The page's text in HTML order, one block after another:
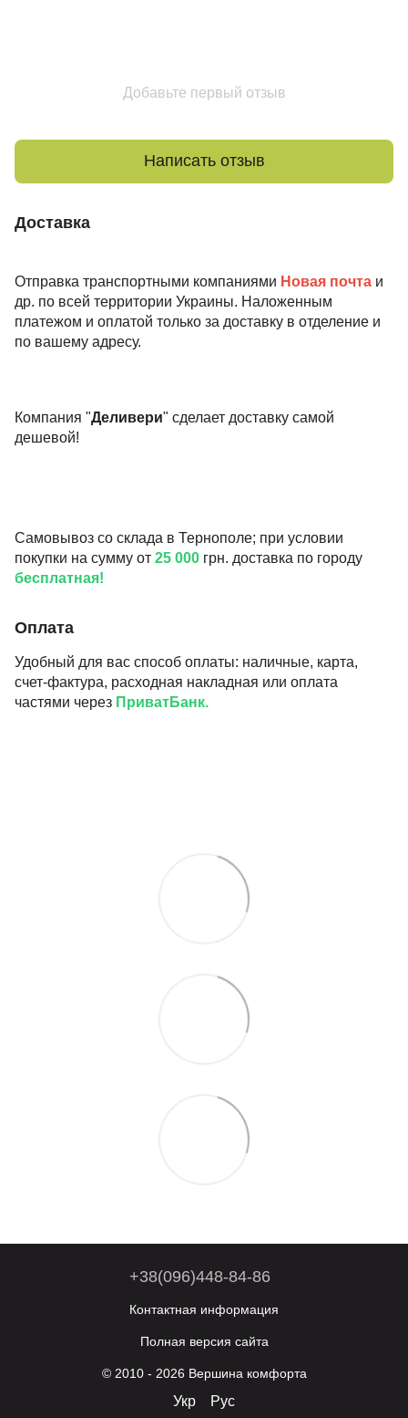
Добавьте первый отзыв
Написать отзыв
Доставка
Отправка транспортными компаниями Новая почта и
др. по всей территории Украины. Наложенным
платежом и оплатой только за доставку в отделение и
по вашему адресу.
Компания "Деливери" сделает доставку самой
дешевой!
Самовывоз со склада в Тернополе; при условии
покупки на сумму от 25 000 грн. доставка по городу
бесплатная!
Оплата
Удобный для вас способ оплаты: наличные, карта,
счет-фактура, расходная накладная или оплата
частями через ПриватБанк.
+38(096)448-84-86
Контактная информация
Полная версия сайта
© 2010 - 2026 Вершина комфорта
Укр Рус